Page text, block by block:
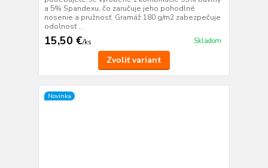
a 5% Spandexu, čo zaručuje jeho pohodlné
nosenie a pružnosť. Gramáž 180 g/m2 zabezpečuje
odolnosť ...
15,50 €/ks Skladom
Zvoliť variant
Novinka